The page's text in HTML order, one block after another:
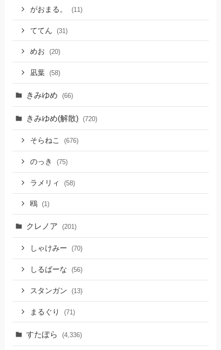
がおまる。 (11)
ててん (31)
めお (20)
凪葉 (58)
きみゆめ (66)
きみゆめ(解散) (720)
そらねこ (676)
のっき (75)
ラメリィ (58)
鴎 (1)
クレノア (201)
しゃけみー (70)
しるばーな (56)
スタンガン (13)
まるぐり (71)
すたぽら (4,336)